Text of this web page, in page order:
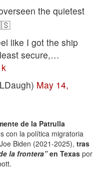
the quietest
like I got the ship
secure,…
May 14,
de la Patrulla
con la política migratoria
Biden (2021-2025), tras
la frontera”en Texas por